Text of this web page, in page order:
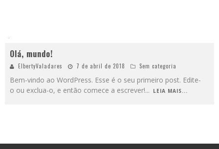
Olá, mundo!
ElbertyValadares 7 de abril de 2018 Sem categoria
Bem-vindo ao WordPress. Esse é o seu primeiro post. Edite-
o ou exclua-o, e então comece a escrever!... LEIA MAIS...